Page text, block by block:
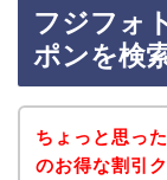
フジフォ
ポンを検
ちょっと思っ
のお得な割引